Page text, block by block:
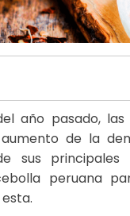
año pasado,
de la
sus principales
peruana